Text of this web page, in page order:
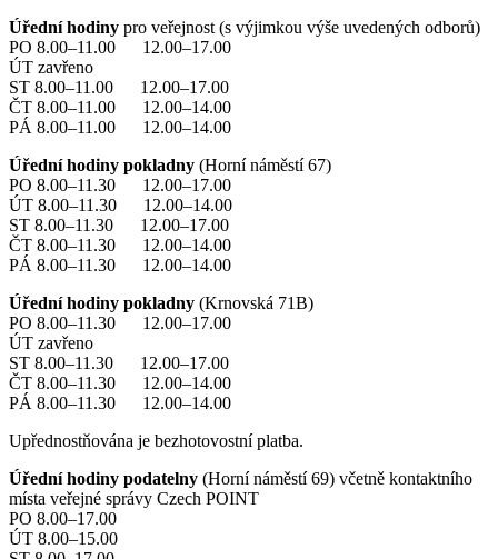
Úřední hodiny pro veřejnost (s výjimkou výše uvedených odborů)
PO 8.00–11.00 12.00–17.00
ÚT zavřeno
ST 8.00–11.00 12.00–17.00
ČT 8.00–11.00 12.00–14.00
PÁ 8.00–11.00 12.00–14.00
Úřední hodiny pokladny (Horní náměstí 67)
PO 8.00–11.30 12.00–17.00
ÚT 8.00–11.30 12.00–14.00
ST 8.00–11.30 12.00–17.00
ČT 8.00–11.30 12.00–14.00
PÁ 8.00–11.30 12.00–14.00
Úřední hodiny pokladny (Krnovská 71B)
PO 8.00–11.30 12.00–17.00
ÚT zavřeno
ST 8.00–11.30 12.00–17.00
ČT 8.00–11.30 12.00–14.00
PÁ 8.00–11.30 12.00–14.00
Upřednostňována je bezhotovostní platba.
Úřední hodiny podatelny (Horní náměstí 69) včetně kontaktního
místa veřejné správy Czech POINT
PO 8.00–17.00
ÚT 8.00–15.00